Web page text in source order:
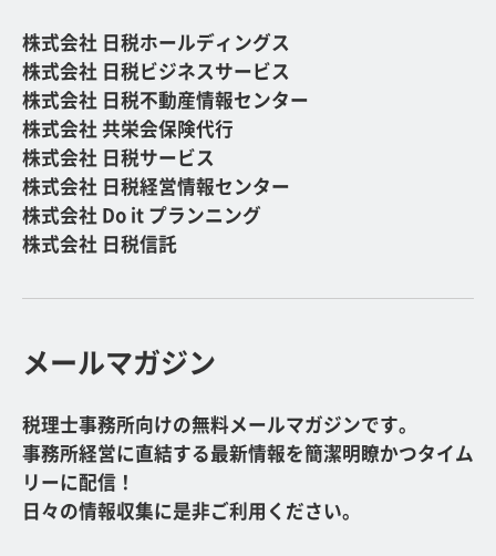
株式会社 日税ホールディングス
株式会社 日税ビジネスサービス
株式会社 日税不動産情報センター
株式会社 共栄会保険代行
株式会社 日税サービス
株式会社 日税経営情報センター
株式会社 Do it プランニング
株式会社 日税信託
メールマガジン
税理士事務所向けの無料メールマガジンです。
事務所経営に直結する最新情報を簡潔明瞭かつタイム
リーに配信！
日々の情報収集に是非ご利用ください。